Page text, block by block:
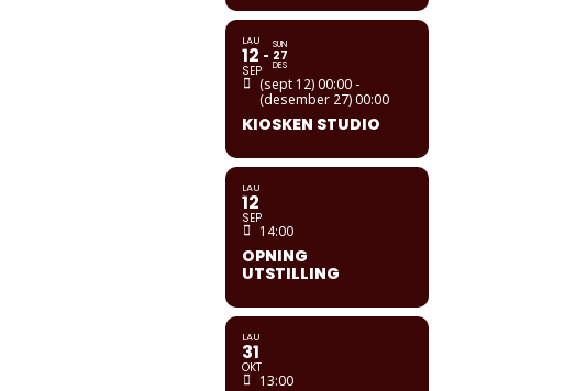
LAU
12
SEP
SUN
27
DES
(sept 12) 00:00 -
(desember 27) 00:00
KIOSKEN STUDIO
LAU
12
SEP
14:00
OPNING
UTSTILLING
LAU
31
OKT
13:00